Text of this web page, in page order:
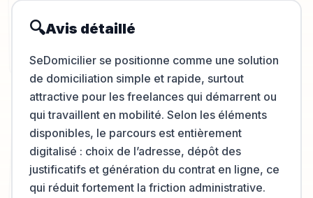
🔍Avis détaillé
SeDomicilier se positionne comme une solution
de domiciliation simple et rapide, surtout
attractive pour les freelances qui démarrent ou
qui travaillent en mobilité. Selon les éléments
disponibles, le parcours est entièrement
digitalisé : choix de l’adresse, dépôt des
justificatifs et génération du contrat en ligne, ce
qui réduit fortement la friction administrative.